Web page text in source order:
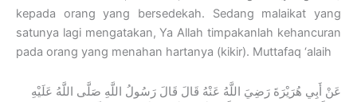
kepada orang yang bersedekah. Sedang malaikat yang
satunya lagi mengatakan, Ya Allah timpakanlah kehancuran
pada orang yang menahan hartanya (kikir). Muttafaq ‘alaih
عَنْ أَبِي هُرَيْرَةَ رَضِيَ اللَّهُ عَنْهُ قَالَ قَالَ رَسُولُ اللَّهِ صَلَّى اللَّهُ عَلَيْهِ